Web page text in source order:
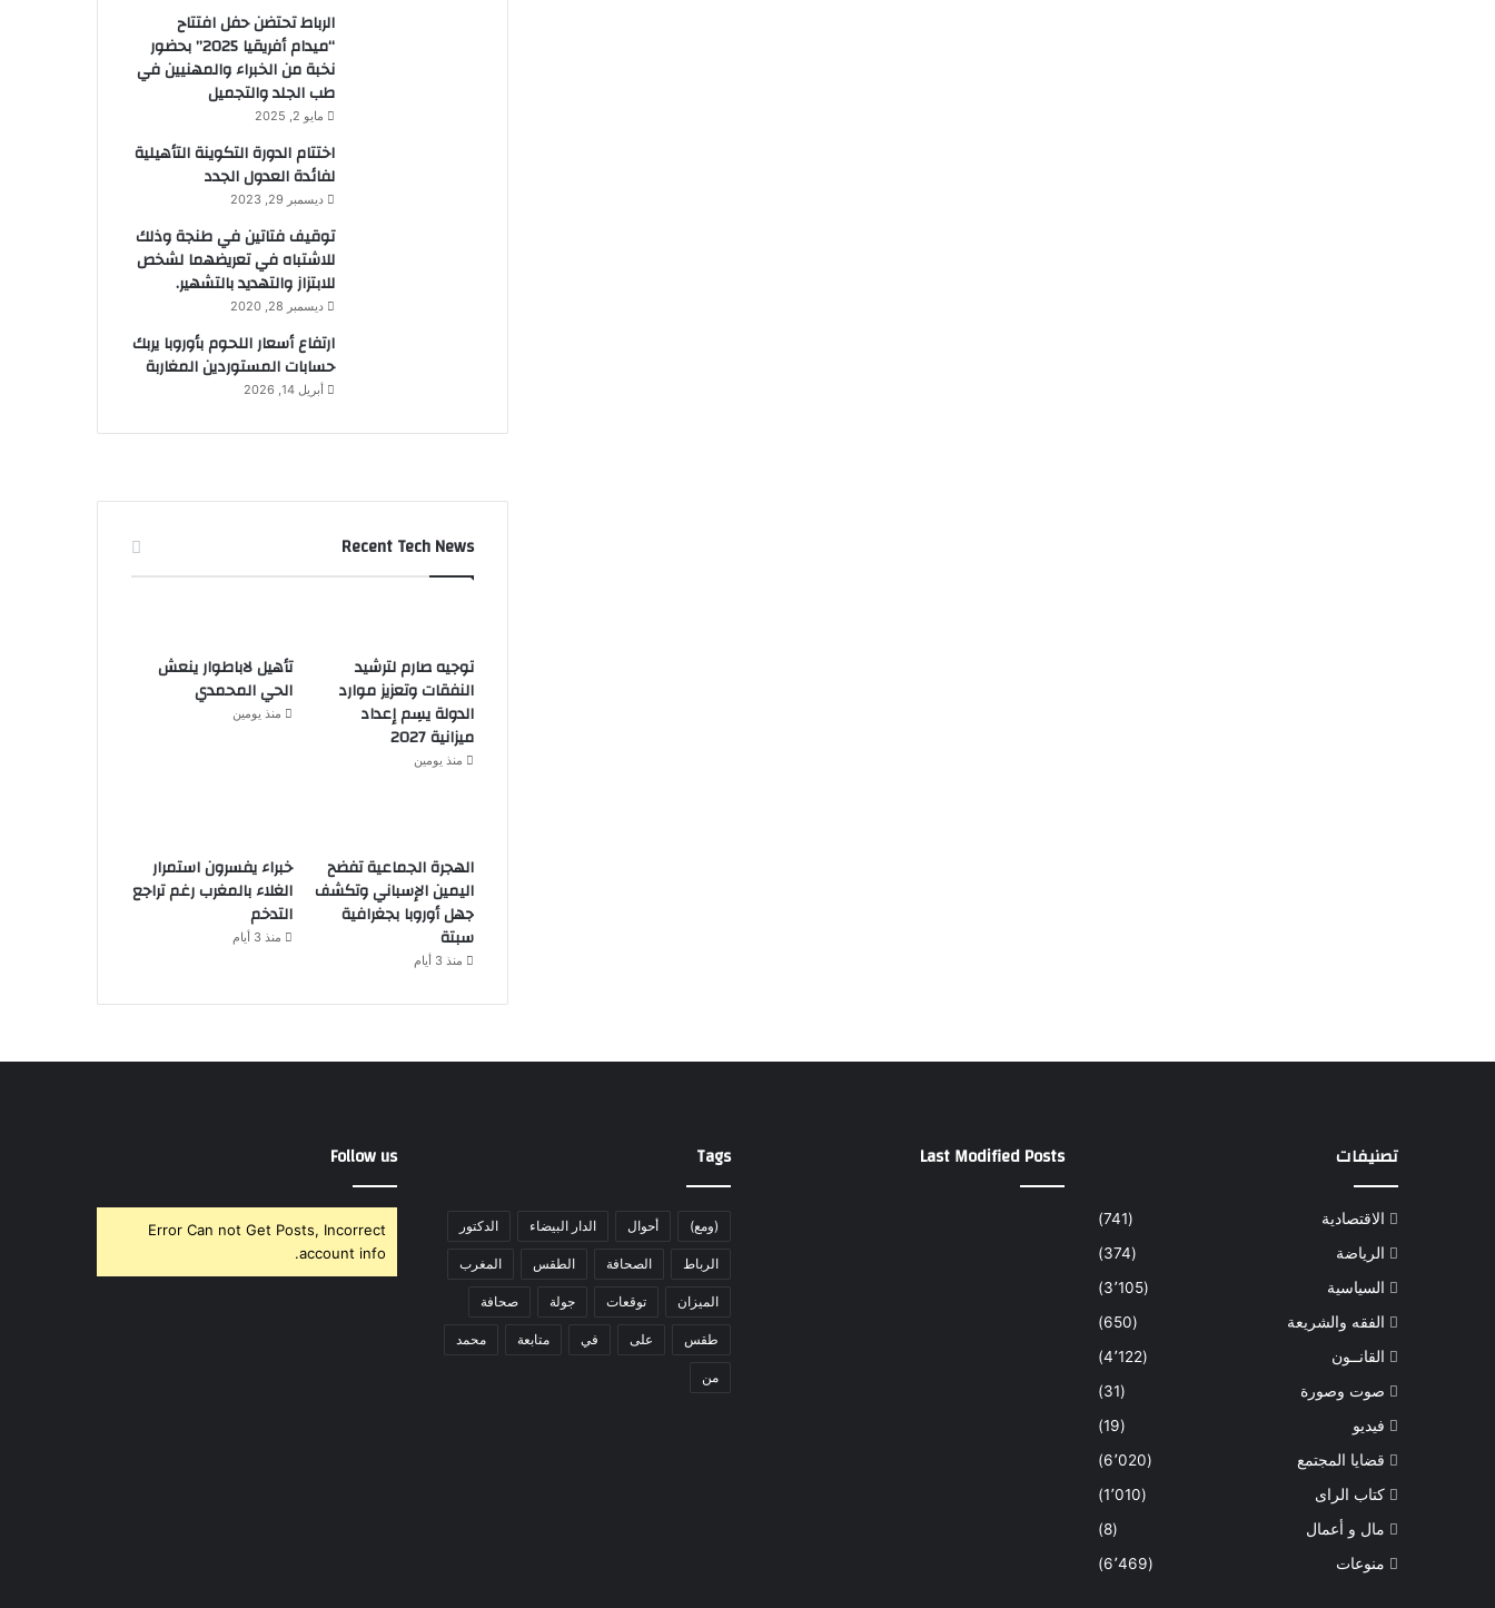
الرباط تحتضن حفل افتتاح
“ميدام أفريقيا 2025” بحضور
نخبة من الخبراء والمهنيين في
طب الجلد والتجميل
مايو 2, 2025
اختتام الدورة التكوينة التأهيلية
لفائدة العدول الجدد
ديسمبر 29, 2023
توقيف فتاتين في طنجة وذلك
للاشتباه في تعريضهما لشخص
للابتزاز والتهديد بالتشهير.
ديسمبر 28, 2020
ارتفاع أسعار اللحوم بأوروبا يربك
حسابات المستوردين المغاربة
أبريل 14, 2026
Recent Tech News
توجيه صارم لترشيد
النفقات وتعزيز موارد
الدولة يسِم إعداد
ميزانية 2027
منذ يومين
تأهيل لاباطوار ينعش
الحي المحمدي
منذ يومين
الهجرة الجماعية تفضح
اليمين الإسباني وتكشف
جهل أوروبا بجغرافية
سبتة
منذ 3 أيام
خبراء يفسرون استمرار
الغلاء بالمغرب رغم تراجع
التدخم
منذ 3 أيام
تصنيفات
الاقتصادية
(741)
الرياضة
(374)
السياسية
(3٬105)
الفقه والشريعة
(650)
القانــون
(4٬122)
صوت وصورة
(31)
فيديو
(19)
قضايا المجتمع
(6٬020)
كتاب الراى
(1٬010)
مال و أعمال
(8)
منوعات
(6٬469)
Last Modified Posts
Tags
(ومع) أحوال الدار البيضاء الدكتور
الرباط الصحافة الطقس المغرب
الميزان توقعات جولة صحافة
طقس على في متابعة محمد
من
Follow us
Error Can not Get Posts, Incorrect
account info.